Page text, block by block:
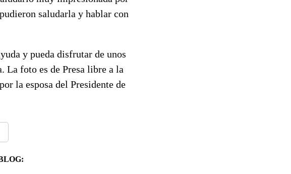
saludarla y hablar con
y pueda disfrutar de unos
La foto es de Presa libre a la
la esposa del Presidente de